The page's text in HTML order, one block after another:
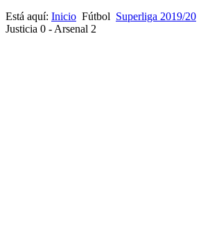
Está aquí: Inicio Fútbol Superliga 2019/20
Justicia 0 - Arsenal 2